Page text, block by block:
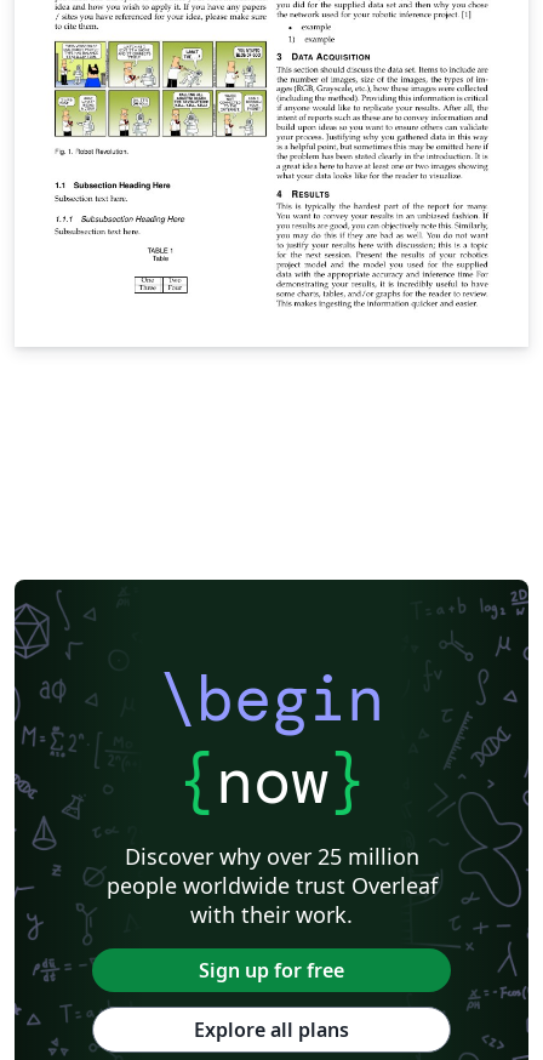
\begin
{now}
Discover why over 25 million
people worldwide trust Overleaf
with their work.
Sign up for free
Explore all plans